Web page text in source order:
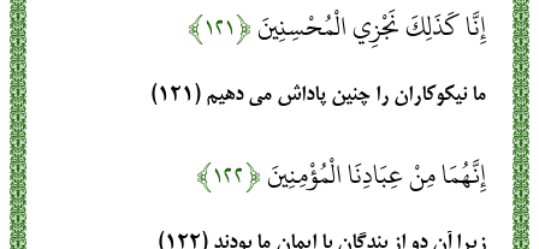
إِنَّا كَذَلِكَ نَجْزِي الْمُحْسِنِينَ﴿۱۲۱﴾
ما نيكوكاران را چنين پاداش مى‏ دهيم (۱۲۱)
إِنَّهُمَا مِنْ عِبَادِنَا الْمُؤْمِنِينَ﴿۱۲۲﴾
زيرا آن دو از بندگان با ايمان ما بودند (۱۲۲)